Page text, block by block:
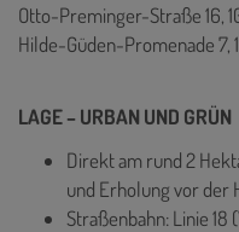
Otto-Preminger-Straße 16,
Hilde-Güden-Promenade 7,
LAGE – URBAN UND GRÜN
Direkt am rund 2
und Erholung vor der
Straßenbahn: Linie 18